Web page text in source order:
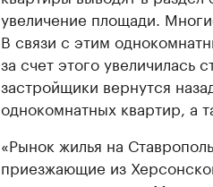
увеличение площади.
В связи с этим
за счет этого увеличилась
застройщики вернутся
однокомнатных квартир, а
«Рынок жилья на
приезжающие из